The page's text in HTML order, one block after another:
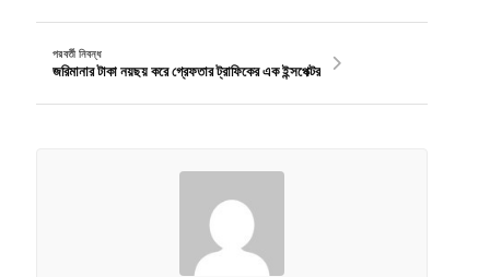
পরবর্তী নিবন্ধ
জরিমানার টাকা নয়ছয় করে গ্রেফতার ট্রাফিকের এক ইন্সপেক্টর